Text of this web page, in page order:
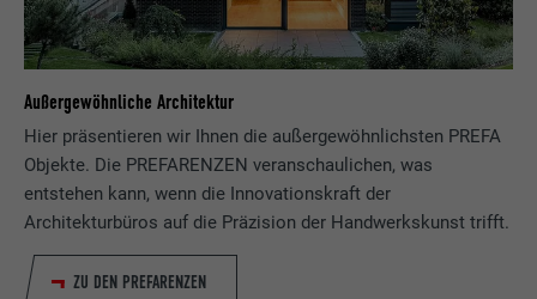
Außergewöhnliche Architektur
Hier präsentieren wir Ihnen die außergewöhnlichsten PREFA
Objekte. Die PREFARENZEN veranschaulichen, was
entstehen kann, wenn die Innovationskraft der
Architekturbüros auf die Präzision der Handwerkskunst trifft.
ZU DEN PREFARENZEN